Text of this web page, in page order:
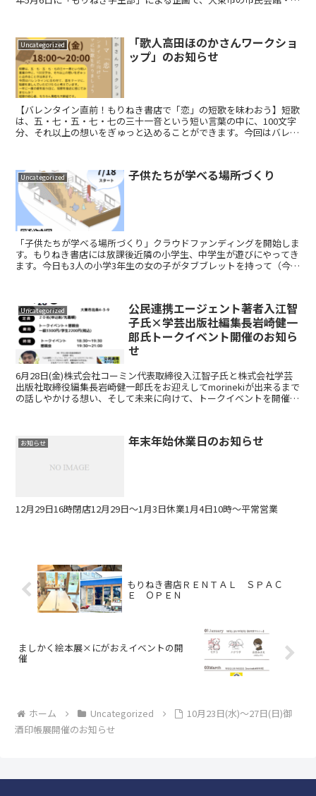
Uncategorized
「歌人高田ほのかさんワークショ
ップ」のお知らせ
【バレンタイン直前！もりねき書店で「恋」の短歌を味わおう】短歌
は、五・七・五・七・七の三十一音という短い言葉の中に、100文字
分、それ以上の想いをぎゅっと込めることができます。今回はバレン
Uncategorized 子供たちが学べる場所づくり
「子供たちが学べる場所づくり」クラウドファンディングを開始しま
す。もりねき書店には放課後近隣の小学生、中学生が遊びにやってき
ます。今日も3人の小学3年生の女の子がタブブレットを持って（今ど
Uncategorized
公民連携エージェント著者入江智
子氏×学芸出版社編集長岩崎健一
郎氏トークイベント開催のお知ら
せ
6月28日(金)株式会社コーミン代表取締役入江智子氏と株式会社学芸
出版社取締役編集長岩崎健一郎氏をお迎えしてmorinekiが出来るまで
の話しやかける想い、そして未来に向けて、トークイベントを開催し
お知らせ 年末年始休業日のお知らせ
12月29日16時閉店12月29日～1月3日休業1月4日10時～平常営業
もりねき書店ＲＥＮＴＡＬ ＳＰＡＣ
Ｅ ＯＰＥＮ
ましかく絵本展×にがおえイベントの開
催
ホーム Uncategorized
10月23日(水)～27日(日)御
酒印帳展開催のお知らせ